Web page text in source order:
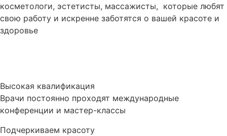
косметологи, эстетисты, массажисты, которые любят
свою работу и искренне заботятся о вашей красоте и
здоровье
Высокая квалификация
Врачи постоянно проходят международные
конференции и мастер-классы
Подчеркиваем красоту